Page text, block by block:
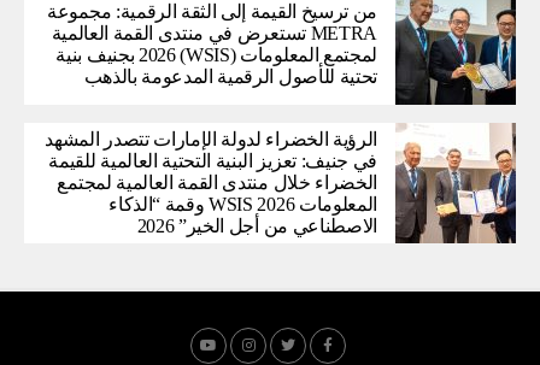
من ترسيخ القيمة إلى الثقة الرقمية: مجموعة
METRA تستعرض في منتدى القمة العالمية
لمجتمع المعلومات (WSIS) 2026 بجنيف بنية
تحتية للأصول الرقمية المدعومة بالذهب
الرؤية الخضراء لدولة الإمارات تتصدر المشهد
في جنيف: تعزيز البنية التحتية العالمية للقيمة
الخضراء خلال منتدى القمة العالمية لمجتمع
المعلومات WSIS 2026 وقمة “الذكاء
الاصطناعي من أجل الخير” 2026